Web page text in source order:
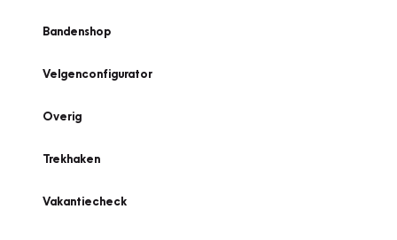
Bandenshop
Velgenconfigurator
Overig
Trekhaken
Vakantiecheck